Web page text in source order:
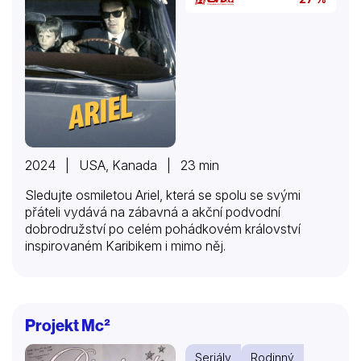
2024 | USA, Kanada | 23 min
Sledujte osmiletou Ariel, která se spolu se svými
přáteli vydává na zábavná a akční podvodní
dobrodružství po celém pohádkovém království
inspirovaném Karibikem i mimo něj.
Projekt Mc²
Seriály Rodinný